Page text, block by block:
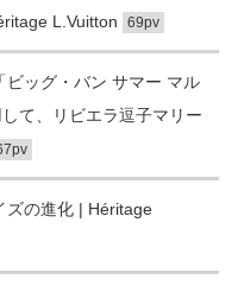
L.Vuitton
69pv
ビッグ・バン サマー マル
て、リビエラ逗子マリー
の進化 | Héritage